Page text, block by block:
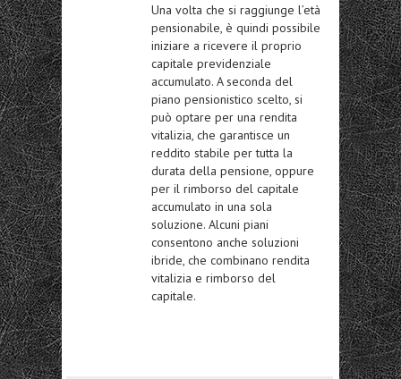
Una volta che si raggiunge l’età
pensionabile, è quindi possibile
iniziare a ricevere il proprio
capitale previdenziale
accumulato. A seconda del
piano pensionistico scelto, si
può optare per una rendita
vitalizia, che garantisce un
reddito stabile per tutta la
durata della pensione, oppure
per il rimborso del capitale
accumulato in una sola
soluzione. Alcuni piani
consentono anche soluzioni
ibride, che combinano rendita
vitalizia e rimborso del
capitale.